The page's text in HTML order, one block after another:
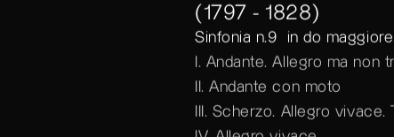
(1797 - 1828)
Sinfonia n.9 in do
I. Andante. Allegro ma non
II. Andante con moto
III. Scherzo. Allegro vivace.